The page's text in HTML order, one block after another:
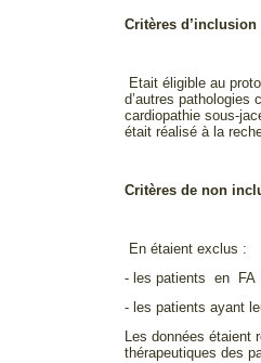
Critères d’inclusion
Etait éligible au
d’autres pathologies
cardiopathie sous-
était réalisé à la
Critères de non
En étaient exclus :
- les patients en FA
- les patients ayant
Les données étaient
thérapeutiques des